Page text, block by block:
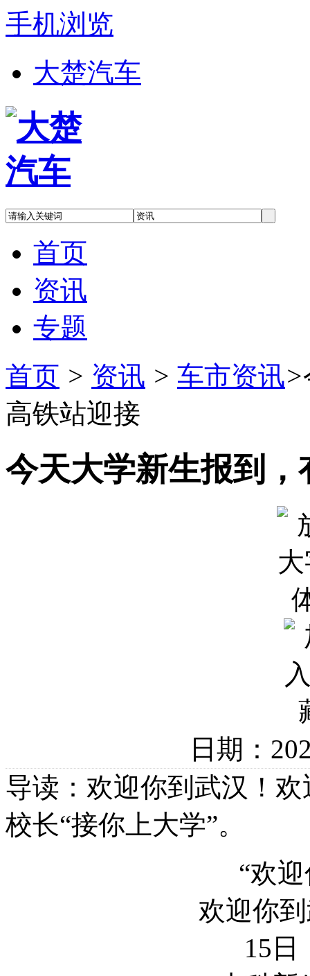
手机浏览
大楚汽车
首页
资讯
专题
首页 > 资讯 > 车市资讯>
高铁站迎接
今天大学新生报到
日期：
导读：欢迎你到武汉！
校长“接你上大学”。
“欢
欢迎你
15日